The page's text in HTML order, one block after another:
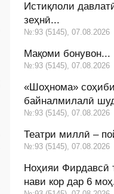
Истиқлоли
зеҳнӣ...
№:93 (5145), 07.08.2026
Мақоми бонувон...
№:93 (5145), 07.08.2026
«Шоҳнома»
байналмилалӣ
№:93 (5145), 07.08.2026
Театри миллӣ –
№:93 (5145), 07.08.2026
Ноҳияи Фирдавсӣ
нави кор дар 6